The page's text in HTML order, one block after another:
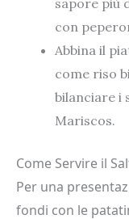
con
Abbina il
come riso
bilanciare i
Mariscos.
Come Servire il
Per una
fondi con le